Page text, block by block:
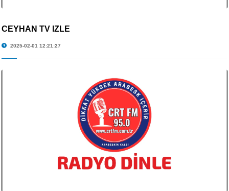
CEYHAN TV İZLE
2025-02-01 12:21:27